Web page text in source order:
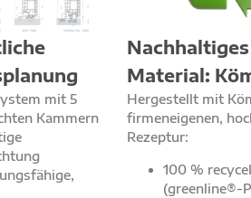
mit 5
Kammern
Nachhaltiges
Material:
Hergestellt mit
firmeneigenen,
Rezeptur:
100 %
(greenline®-